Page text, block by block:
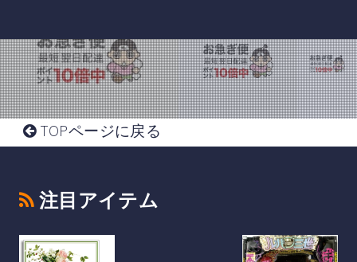
TOPページに戻る
注目アイテム